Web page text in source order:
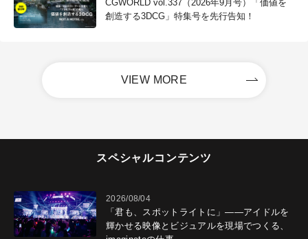
CGWORLD vol.337（2026年9月号）「価値を
創造する3DCG」特集号を先行告知！
VIEW MORE
スペシャルコンテンツ
2026/08/04
「君も、スポットライトに」――アイドルを
輝かせる映像とビジュアルを現場でつくる、